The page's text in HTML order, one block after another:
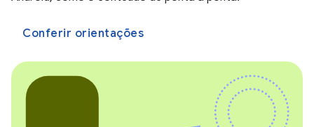
Conferir orientações